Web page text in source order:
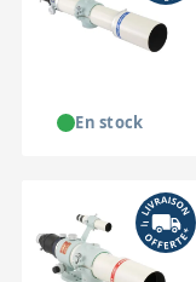
En stock